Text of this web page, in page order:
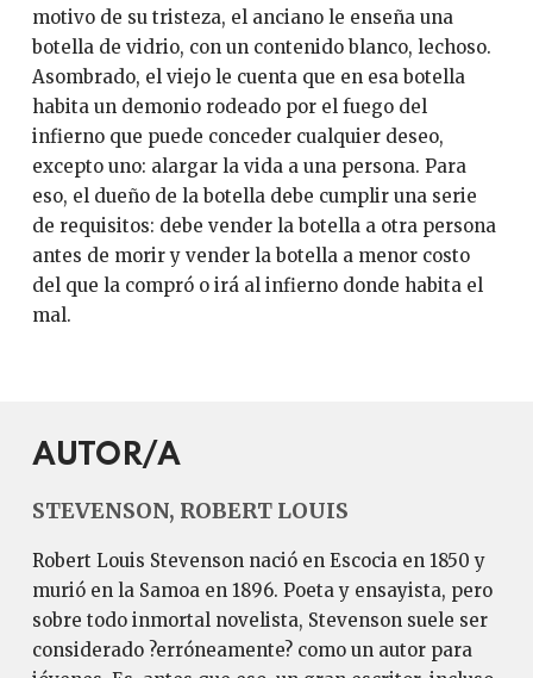
motivo de su tristeza, el anciano le enseña una
botella de vidrio, con un contenido blanco, lechoso.
Asombrado, el viejo le cuenta que en esa botella
habita un demonio rodeado por el fuego del
infierno que puede conceder cualquier deseo,
excepto uno: alargar la vida a una persona. Para
eso, el dueño de la botella debe cumplir una serie
de requisitos: debe vender la botella a otra persona
antes de morir y vender la botella a menor costo
del que la compró o irá al infierno donde habita el
mal.
AUTOR/A
STEVENSON, ROBERT LOUIS
Robert Louis Stevenson nació en Escocia en 1850 y
murió en la Samoa en 1896. Poeta y ensayista, pero
sobre todo inmortal novelista, Stevenson suele ser
considerado ?erróneamente? como un autor para